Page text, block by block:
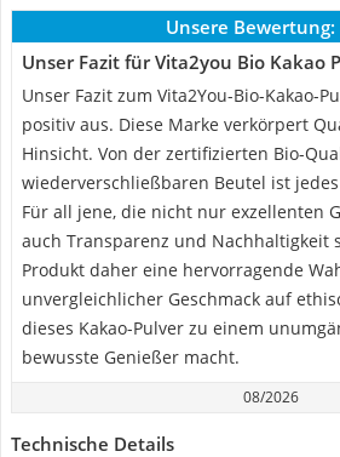
Unsere Bewertung:
Unser Fazit für Vita2you Bio Kakao
Unser Fazit zum Vita2You-Bio-Kakao-
positiv aus. Diese Marke verkörpert
Hinsicht. Von der zertifizierten Bio-
wiederverschließbaren Beutel ist
Für all jene, die nicht nur exzellenten
auch Transparenz und Nachhaltigkeit
Produkt daher eine hervorragende
unvergleichlicher Geschmack auf
dieses Kakao-Pulver zu einem
bewusste Genießer macht.
08/2026
Technische Details